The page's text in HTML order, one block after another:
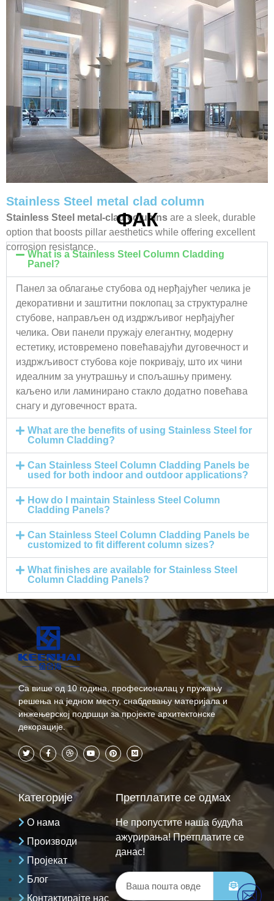
Stainless Steel metal clad column
Stainless Steel metal-clad columns are a sleek, durable
option that boosts pillar aesthetics while offering excellent
corrosion resistance.
ФАК
What is a Stainless Steel Column Cladding
Panel?
Панел за облагање стубова од нерђајућег челика је
декоративни и заштитни поклопац за структуралне
стубове, направљен од издржљивог нерђајућег
челика. Ови панели пружају елегантну, модерну
естетику, истовремено повећавајући дуговечност и
издржљивост стубова које покривају, што их чини
идеалним за унутрашњу и спољашњу примену.
каљено или ламинирано стакло додатно повећава
снагу и дуговечност врата.
What are the benefits of using Stainless Steel for
Column Cladding?
Can Stainless Steel Column Cladding Panels be
used for both indoor and outdoor applications?
How do I maintain Stainless Steel Column
Cladding Panels?
Can Stainless Steel Column Cladding Panels be
customized to fit different column sizes?
What finishes are available for Stainless Steel
Column Cladding Panels?
Са више од 10 година, професионалац у пружању
решења на једном месту, снабдевању материјала и
инжењерској подршци за пројекте архитектонске
декорације.
Категорије
О нама
Производи
Пројекат
Блог
Контактирајте нас
Претплатите се одмах
Не пропустите наша будућа
ажурирања! Претплатите се
данас!